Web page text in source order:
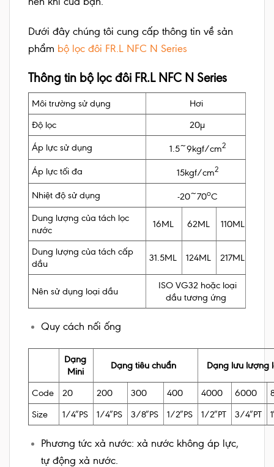
Dưới đây chúng tôi cung cấp thông tin về sản
phẩm bộ lọc đôi FR.L NFC N Series
Thông tin bộ lọc đôi FR.L NFC N Series
Môi trường sử dụng
Hơi
Độ lọc
20µ
Áp lực sử dụng 1.5~9kgf/cm2
Áp lực tối đa 15kgf/cm2
Nhiệt độ sử dụng -20~70oC
Dung lượng của tách lọc
nước
16ML 62ML 110ML
Dung lượng của tách cấp
dầu
31.5ML 124ML 217ML
Nên sử dụng loại dầu
ISO VG32 hoặc loại
dầu tương ứng
Quy cách nối ống
Dạng
Mini
Dạng tiêu chuẩn Dạng lưu lượng
Code 20 200 300 400 4000 6000
Size
1/4″PS 1/4″PS 3/8″PS 1/2″PS 1/2″PT 3/4″PT
Phương tức xả nước: xả nước không áp lực,
tự động xả nước.